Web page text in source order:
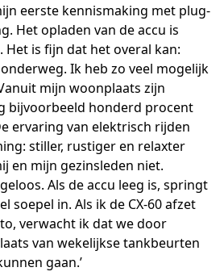
eerste kennismaking met plug-
Het opladen van de accu is
is fijn dat het overal kan:
Ik heb zo veel mogelijk
mijn woonplaats zijn
bijvoorbeeld honderd procent
ervaring van elektrisch rijden
stiller, rustiger en relaxter
en mijn gezinsleden niet.
Als de accu leeg is, springt
soepel in. Als ik de CX-60 afzet
verwacht ik dat we door
van wekelijkse tankbeurten
gaan.’